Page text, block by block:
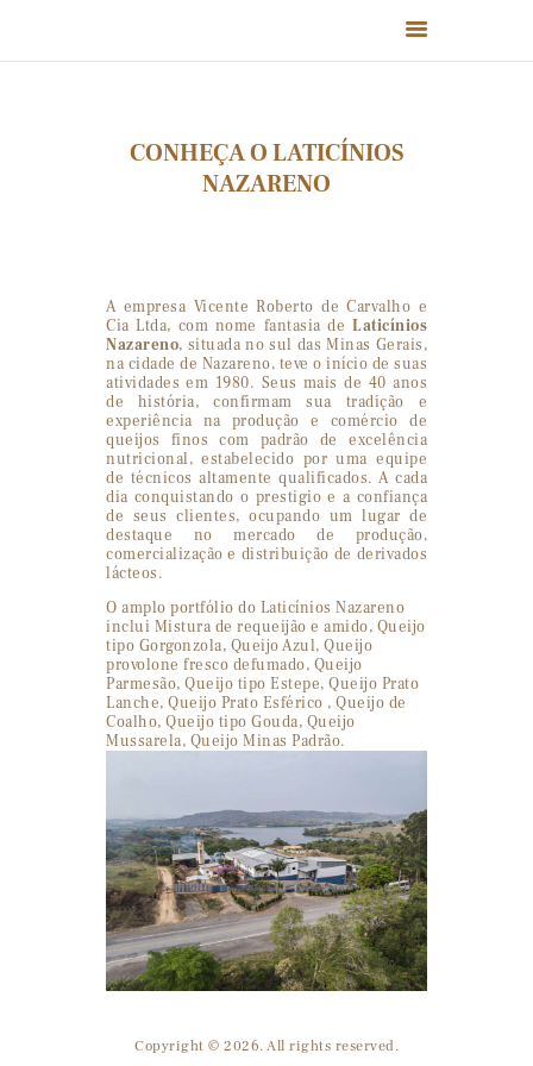
RECEITAS
FALE CONOSCO
CONHEÇA O LATICÍNIOS
NAZARENO
A empresa Vicente Roberto de Carvalho e
Cia Ltda, com nome fantasia de Laticínios
Nazareno, situada no sul das Minas Gerais,
na cidade de Nazareno, teve o início de suas
atividades em 1980. Seus mais de 40 anos
de história, confirmam sua tradição e
experiência na produção e comércio de
queijos finos com padrão de excelência
nutricional, estabelecido por uma equipe
de técnicos altamente qualificados. A cada
dia conquistando o prestigio e a confiança
de seus clientes, ocupando um lugar de
destaque no mercado de produção,
comercialização e distribuição de derivados
lácteos.
O amplo portfólio do Laticínios Nazareno
inclui Mistura de requeijão e amido, Queijo
tipo Gorgonzola, Queijo Azul, Queijo
provolone fresco defumado, Queijo
Parmesão, Queijo tipo Estepe, Queijo Prato
Lanche, Queijo Prato Esférico , Queijo de
Coalho, Queijo tipo Gouda, Queijo
Mussarela, Queijo Minas Padrão.
Copyright © 2026. All rights reserved.